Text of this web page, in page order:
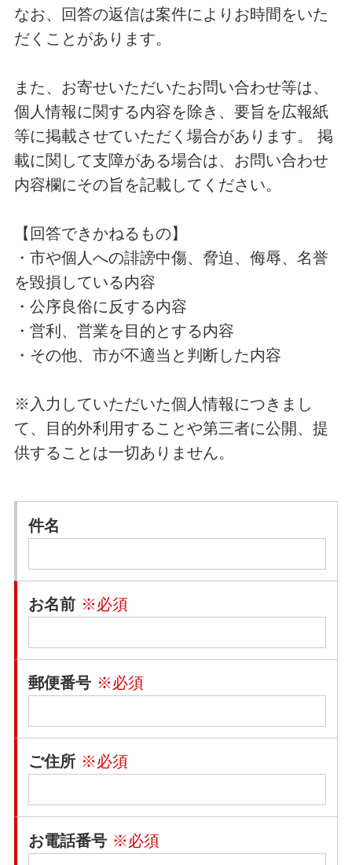
なお、回答の返信は案件によりお時間をいた
だくことがあります。
また、お寄せいただいたお問い合わせ等は、
個人情報に関する内容を除き、要旨を広報紙
等に掲載させていただく場合があります。 掲
載に関して支障がある場合は、お問い合わせ
内容欄にその旨を記載してください。
【回答できかねるもの】
・市や個人への誹謗中傷、脅迫、侮辱、名誉
を毀損している内容
・公序良俗に反する内容
・営利、営業を目的とする内容
・その他、市が不適当と判断した内容
※入力していただいた個人情報につきまし
て、目的外利用することや第三者に公開、提
供することは一切ありません。
件名
お名前 ※必須
郵便番号 ※必須
ご住所 ※必須
お電話番号 ※必須